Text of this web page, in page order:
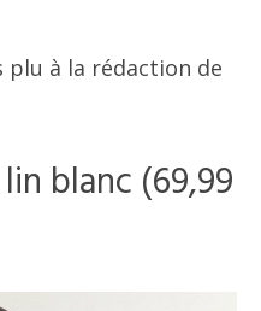
plu à la rédaction de
blanc (69,99